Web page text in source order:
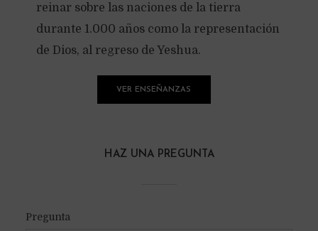
reinar sobre las naciones de la tierra
durante 1.000 años como la representación
de Dios, al regreso de Yeshua.
VER ENSEÑANZAS
HAZ UNA PREGUNTA
Pregunta